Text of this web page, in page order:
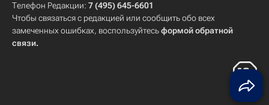
Телефон Редакции: 7 (495) 645-6601
Чтобы связаться с редакцией или сообщить обо всех
замеченных ошибках, воспользуйтесьформой обратной
связи.